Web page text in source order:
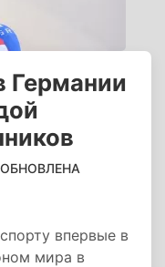
Германии
впервые в
мира в